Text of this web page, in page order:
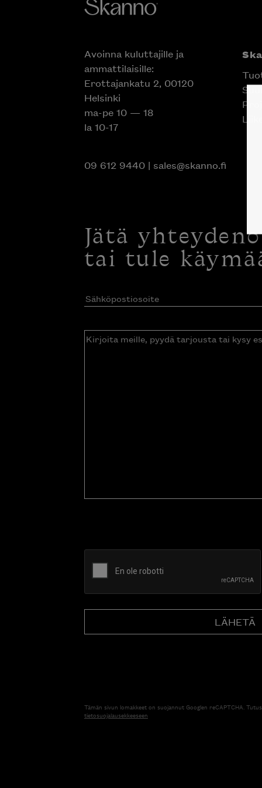
Avoinna kuluttajille ja
ammattilaisille:
Erottajankatu 2, 00120
Helsinki
ma-pe 10 — 18
la 10-17
09 612 9440| sales@skanno.fi
Jätä
tai tule
Sähköpostiosoite(Pakollinen)
Kirjoita
Tämän sivun lomakkeet on suojannut Googlen reCAPTCHA.
tietosuojalausekkeeseen